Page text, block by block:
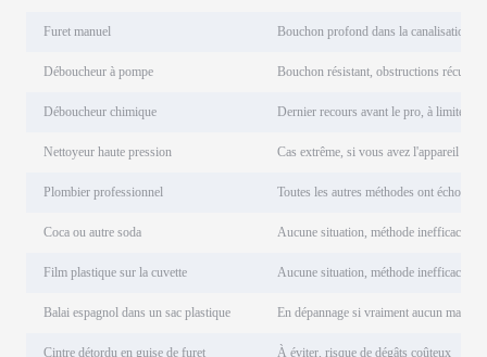
Furet manuel Bouchon profond dans la canalisation
Déboucheur à pompe Bouchon résistant, obstructions
Déboucheur chimique Dernier recours avant le pro, à limiter
Nettoyeur haute pression Cas extrême, si vous avez l'appareil
Plombier professionnel Toutes les autres méthodes ont échoué
Coca ou autre soda Aucune situation, méthode inefficace
Film plastique sur la cuvette Aucune situation, méthode inefficace
Balai espagnol dans un sac plastique En dépannage si vraiment aucun matériel
Cintre détordu en guise de furet À éviter, risque de dégâts coûteux